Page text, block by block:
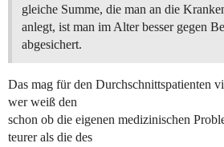
gleiche Summe, die man an die
anlegt, ist man im Alter besser gegen
abgesichert.
Das mag für den Durchschnittspatienten
wer weiß den
schon ob die eigenen medizinischen
teurer als die des